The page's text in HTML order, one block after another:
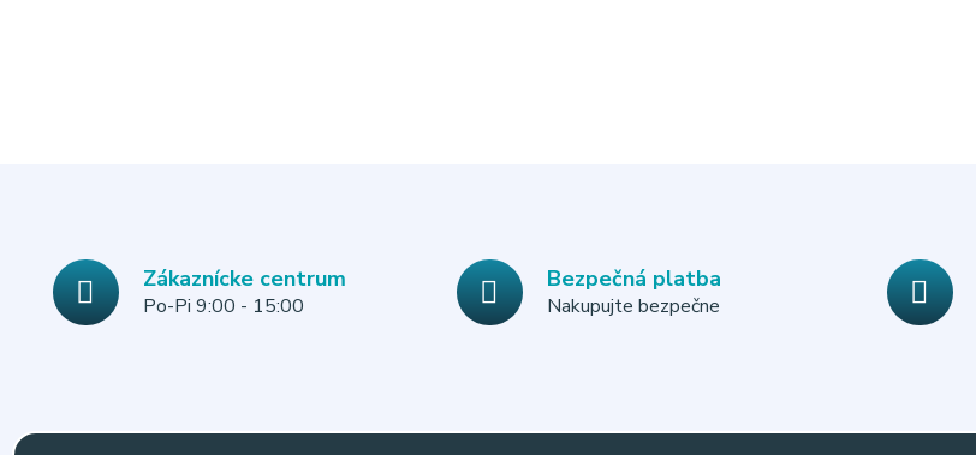
Zákaznícke centrum
Po-Pi 9:00 - 15:00
Bezpečná platba
Nakupujte bezpečne